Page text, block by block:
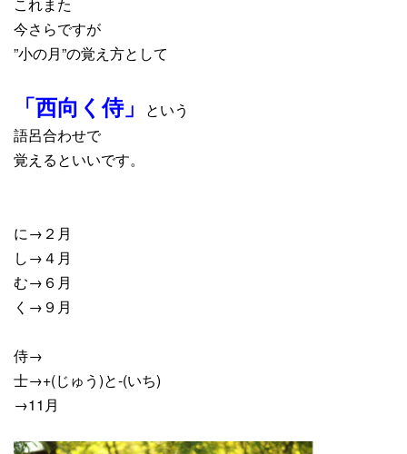
今さらですが
”小の月”の覚え方として
「西向く侍」
という
語呂合わせで
覚えるといいです。
に→２月
し→４月
む→６月
く→９月
侍→
士→+(じゅう)と-(いち)
→11月